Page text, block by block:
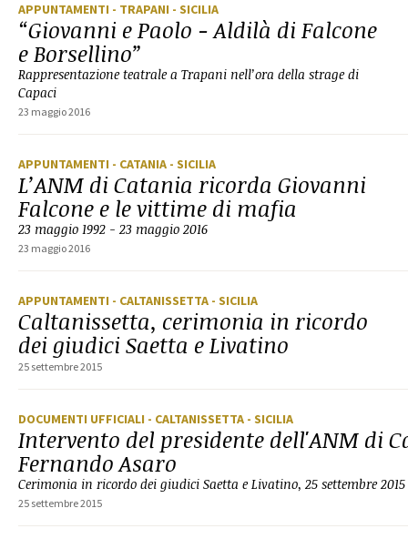
APPUNTAMENTI - TRAPANI - SICILIA
“Giovanni e Paolo - Aldilà di Falcone
e Borsellino”
Rappresentazione teatrale a Trapani nell’ora della strage di
Capaci
23 maggio 2016
APPUNTAMENTI - CATANIA - SICILIA
L’ANM di Catania ricorda Giovanni
Falcone e le vittime di mafia
23 maggio 1992 - 23 maggio 2016
23 maggio 2016
APPUNTAMENTI - CALTANISSETTA - SICILIA
Caltanissetta, cerimonia in ricordo
dei giudici Saetta e Livatino
25 settembre 2015
DOCUMENTI UFFICIALI - CALTANISSETTA - SICILIA
Intervento del presidente dell'ANM di
Fernando Asaro
Cerimonia in ricordo dei giudici Saetta e Livatino, 25 settembre 2015
25 settembre 2015